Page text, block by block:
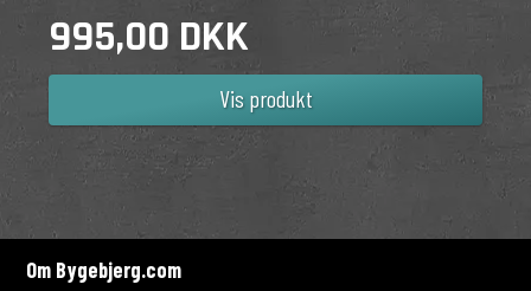
995,00 DKK
Vis produkt
Om Bygebjerg.com